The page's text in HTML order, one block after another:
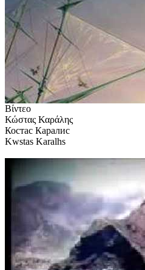
Βίντεο
Κώστας Καράλης
Костас Каралис
Kwstas Karalhs